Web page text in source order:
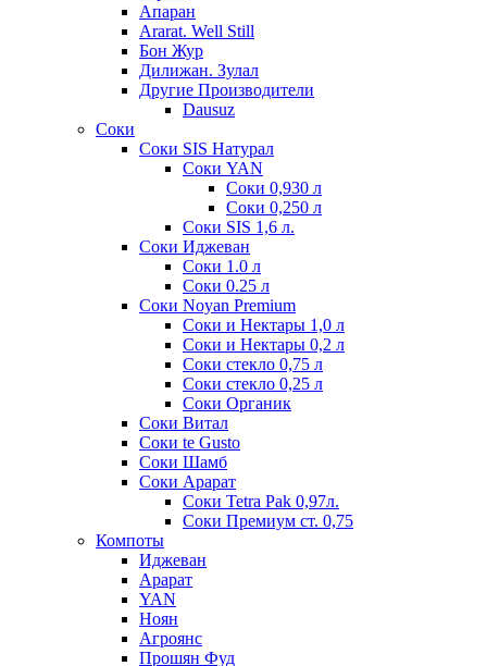
Апаран
Ararat. Well Still
Бон Жур
Дилижан. Зулал
Другие Производители
Dausuz
Соки
Соки SIS Натурал
Соки YAN
Соки 0,930 л
Соки 0,250 л
Соки SIS 1,6 л.
Соки Иджеван
Соки 1.0 л
Соки 0.25 л
Соки Noyan Premium
Соки и Нектары 1,0 л
Соки и Нектары 0,2 л
Соки стекло 0,75 л
Соки стекло 0,25 л
Соки Органик
Соки Витал
Соки te Gusto
Соки Шамб
Соки Арарат
Соки Tetra Pak 0,97л.
Соки Премиум ст. 0,75
Компоты
Иджеван
Арарат
YAN
Ноян
Агроянс
Прошян Фуд